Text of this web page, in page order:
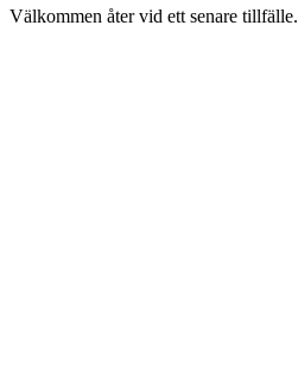
Välkommen åter vid ett senare tillfälle.